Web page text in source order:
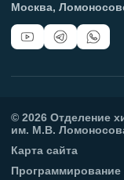
Москва,
© 2026 Отделение
им. М.В.
Карта сайта
Программирование